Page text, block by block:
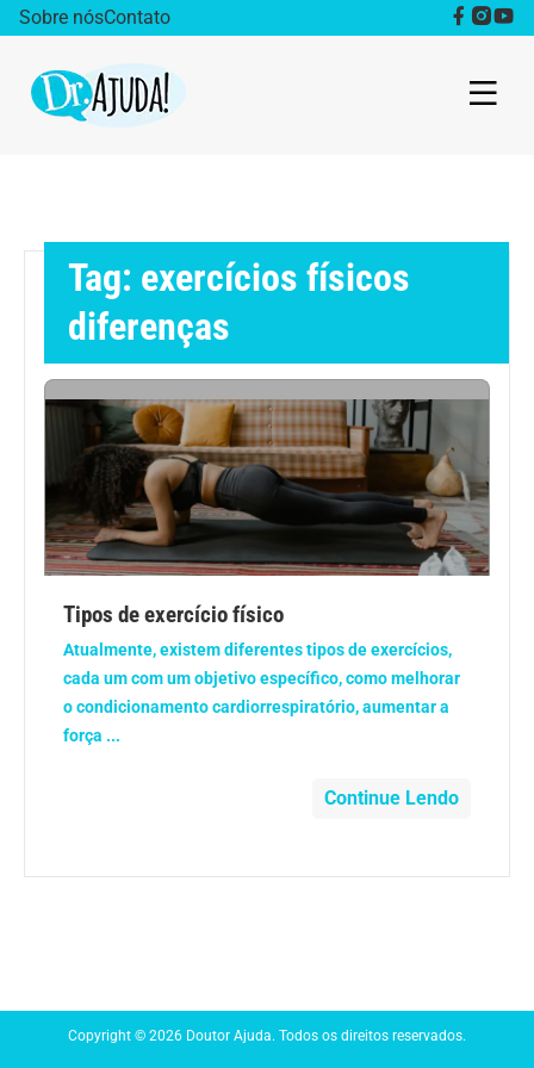
Sobre nósContato
Obesidade
Destaque
Bem estar
Vida Saudável
Saúde da mulher
Anemia
Anestesia
Aparelho Digestivo
Atividade física
Tag: exercícios físicos
diferenças
Tipos de exercício físico
Atualmente, existem diferentes tipos de exercícios,
cada um com um objetivo específico, como melhorar
o condicionamento cardiorrespiratório, aumentar a
força ...
Continue Lendo
Copyright © 2026 Doutor Ajuda. Todos os direitos reservados.